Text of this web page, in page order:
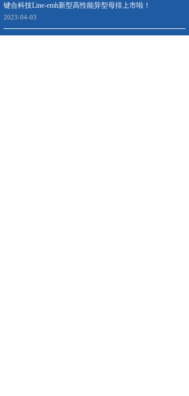
键合科技Line-emh新型高性能异型母排上市啦！
2023-04-03